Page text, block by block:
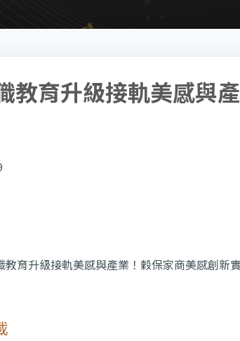
教育升級接軌美感與
教育升級接軌美感與產業！穀保家商美感創新